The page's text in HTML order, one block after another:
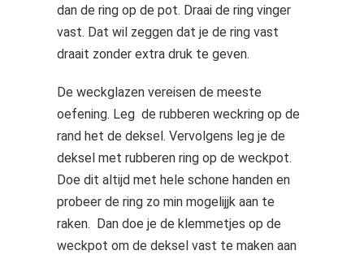
dan de ring op de pot. Draai de ring vinger
vast. Dat wil zeggen dat je de ring vast
draait zonder extra druk te geven.
De weckglazen vereisen de meeste
oefening. Leg de rubberen weckring op de
rand het de deksel. Vervolgens leg je de
deksel met rubberen ring op de weckpot.
Doe dit altijd met hele schone handen en
probeer de ring zo min mogelijjk aan te
raken. Dan doe je de klemmetjes op de
weckpot om de deksel vast te maken aan